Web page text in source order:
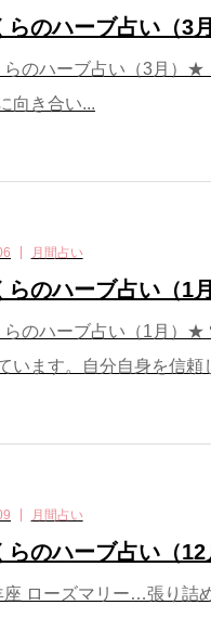
のハーブ占い（3
のハーブ占い（3月）
向き合い...
月間占い
のハーブ占い（1
のハーブ占い（1月）★
います。自分自身を信頼
月間占い
のハーブ占い（
座 ローズマリー…張り詰